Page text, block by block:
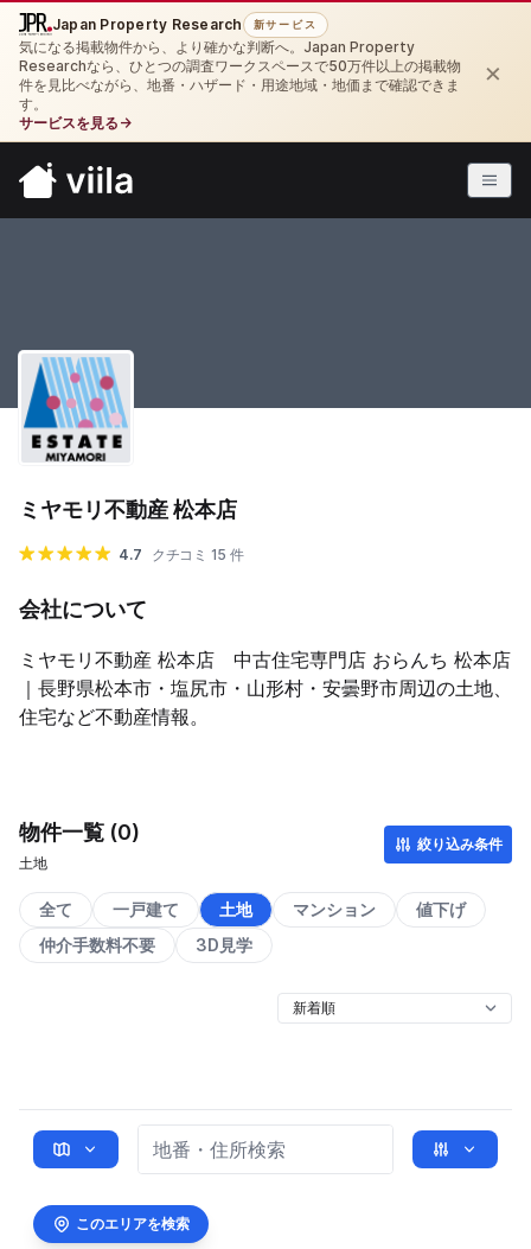
Japan Property Research 新サービス
気になる掲載物件から、より確かな判断へ。Japan Property
Researchなら、ひとつの調査ワークスペースで50万件以上の掲載物
件を見比べながら、地番・ハザード・用途地域・地価まで確認できま
す。
サービスを見る →
×
ミヤモリ不動産 松本店
4.7 クチコミ 15 件
会社について
ミヤモリ不動産 松本店 中古住宅専門店 おらんち 松本店
｜長野県松本市・塩尻市・山形村・安曇野市周辺の土地、
住宅など不動産情報。
物件一覧 (0)
土地
絞り込み条件
全て 一戸建て 土地 マンション
値下げ
仲介手数料不要
3D見学
このエリアを検索